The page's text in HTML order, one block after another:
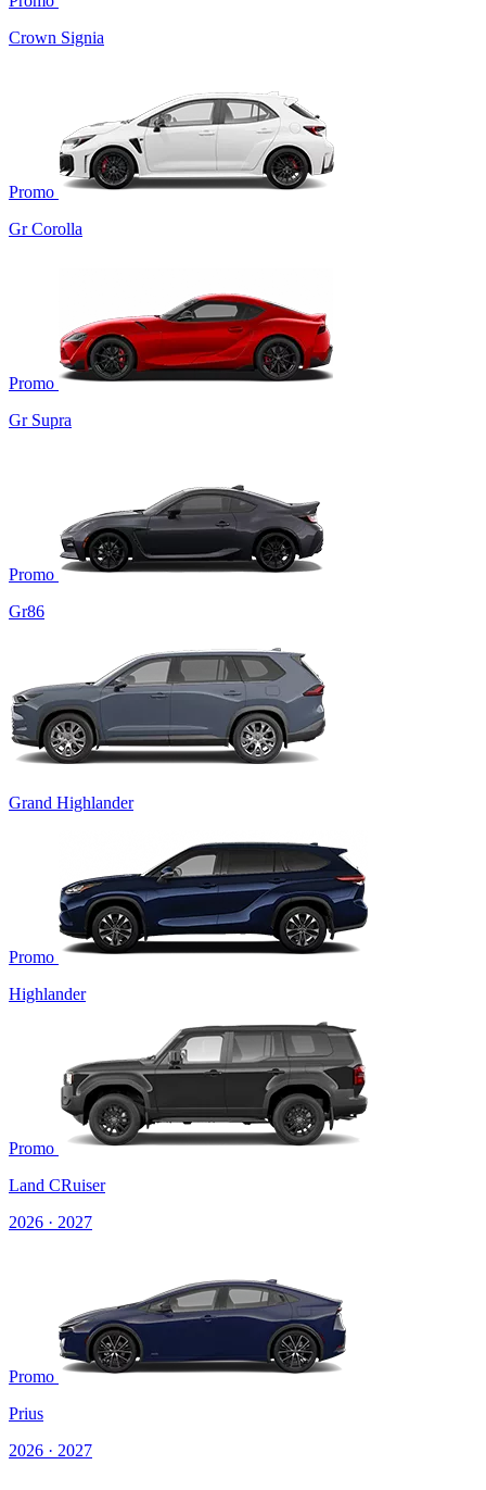
Crown Signia
Promo
Gr Corolla
Promo
Gr Supra
Promo
Gr86
Grand Highlander
Promo
Highlander
Promo
Land CRuiser
2026 · 2027
Promo
Prius
2026 · 2027